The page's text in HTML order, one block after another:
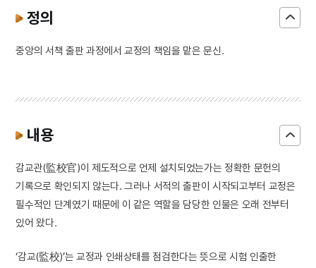
10 근정훈장
정의
중앙의 서책 출판 과정에서 교정의 책임을 맡은 문신.
내용
감교관(監校官)이 제도적으로 언제 설치되었는가는 정확한 문헌의
기록으로 확인되지 않는다. 그러나 서적의 출판이 시작되고부터 교정은
필수적인 단계였기 때문에 이 같은 역할을 담당한 인물은 오래 전부터
있어 왔다.
‘감교(監校)’는 교정과 인쇄상태를 점검한다는 뜻으로 시험 인출한